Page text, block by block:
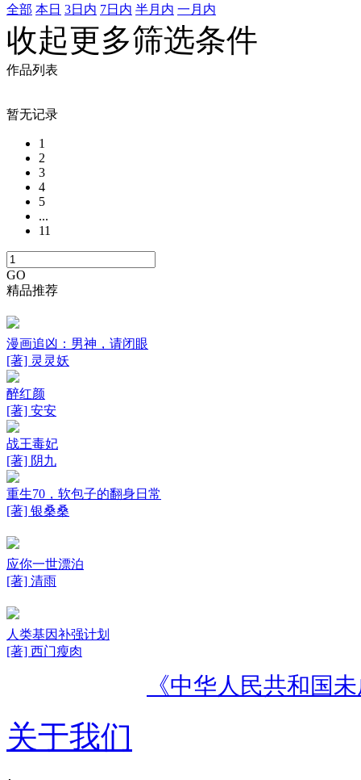
全部 本日 3日内 7日内 半月内 一月内
收起更多筛选条件
作品列表
暂无记录
1
2
3
4
5
...
11
GO
精品推荐
漫画追凶：男神，请闭眼
[著] 灵灵妖
醉红颜
[著] 安安
战王毒妃
[著] 阴九
重生70，软包子的翻身日常
[著] 银桑桑
应你一世漂泊
[著] 清雨
人类基因补强计划
[著] 西门瘦肉
《中华人民共和国
关于我们